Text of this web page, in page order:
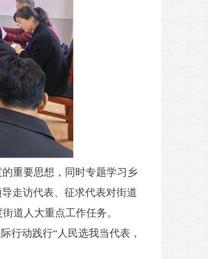
重要思想，同时专题学习乡
走访代表、征求代表对街道
道人大重点工作任务。
行动践行“人民选我当代表，